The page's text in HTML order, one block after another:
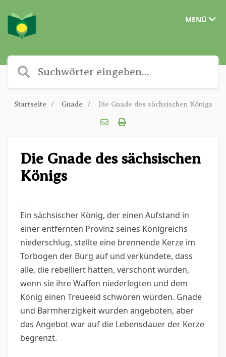
MENÜ
Startseite Gnade Die Gnade des sächsischen Königs
Die Gnade des sächsischen
Königs
Ein sächsischer König, der einen Aufstand in
einer entfernten Provinz seines Königreichs
niederschlug, stellte eine brennende Kerze im
Torbogen der Burg auf und verkündete, dass
alle, die rebelliert hatten, verschont würden,
wenn sie ihre Waffen niederlegten und dem
König einen Treueeid schwören würden. Gnade
und Barmherzigkeit wurden angeboten, aber
das Angebot war auf die Lebensdauer der Kerze
begrenzt.